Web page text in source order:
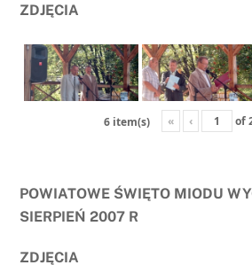
ZDJĘCIA
6 item(s) « ‹ of
POWIATOWE ŚWIĘTO MIODU
SIERPIEŃ 2007 R
ZDJĘCIA